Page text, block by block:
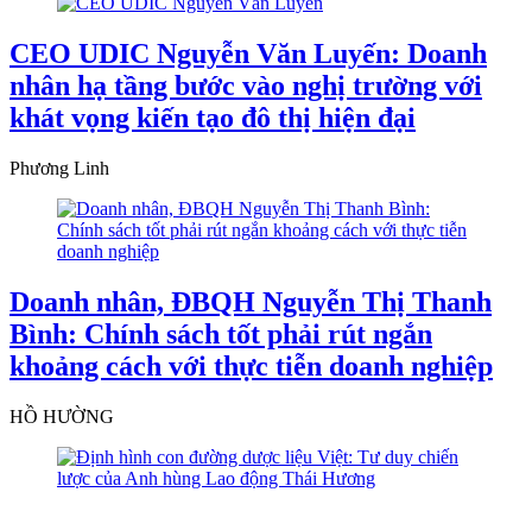
CEO UDIC Nguyễn Văn Luyến: Doanh
nhân hạ tầng bước vào nghị trường với
khát vọng kiến tạo đô thị hiện đại
Phương Linh
Doanh nhân, ĐBQH Nguyễn Thị Thanh
Bình: Chính sách tốt phải rút ngắn
khoảng cách với thực tiễn doanh nghiệp
HỒ HƯỜNG